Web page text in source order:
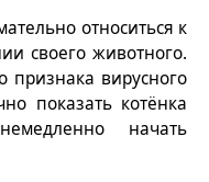
относиться к
своего животного.
признака вирусного
показать котёнка
начать